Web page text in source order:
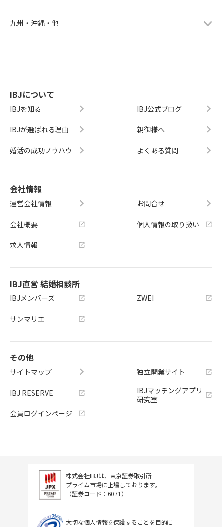
九州・沖縄・他
IBJについて
IBJを知る
IBJが選ばれる理由
婚活の成功ノウハウ
IBJ公式ブログ
親御様へ
よくある質問
会社情報
運営会社情報
会社概要
求人情報
お問合せ
個人情報の取り扱い
IBJ直営 結婚相談所
IBJメンバーズ
サンマリエ
ZWEI
その他
サイトマップ
IBJ RESERVE
会員ログインページ
独立開業サイト
IBJマッチングアプリ
研究室
株式会社IBJは、東京証券取引所
プライム市場に上場しております。
（証券コード：6071）
大切な個人情報を保護することを目的に